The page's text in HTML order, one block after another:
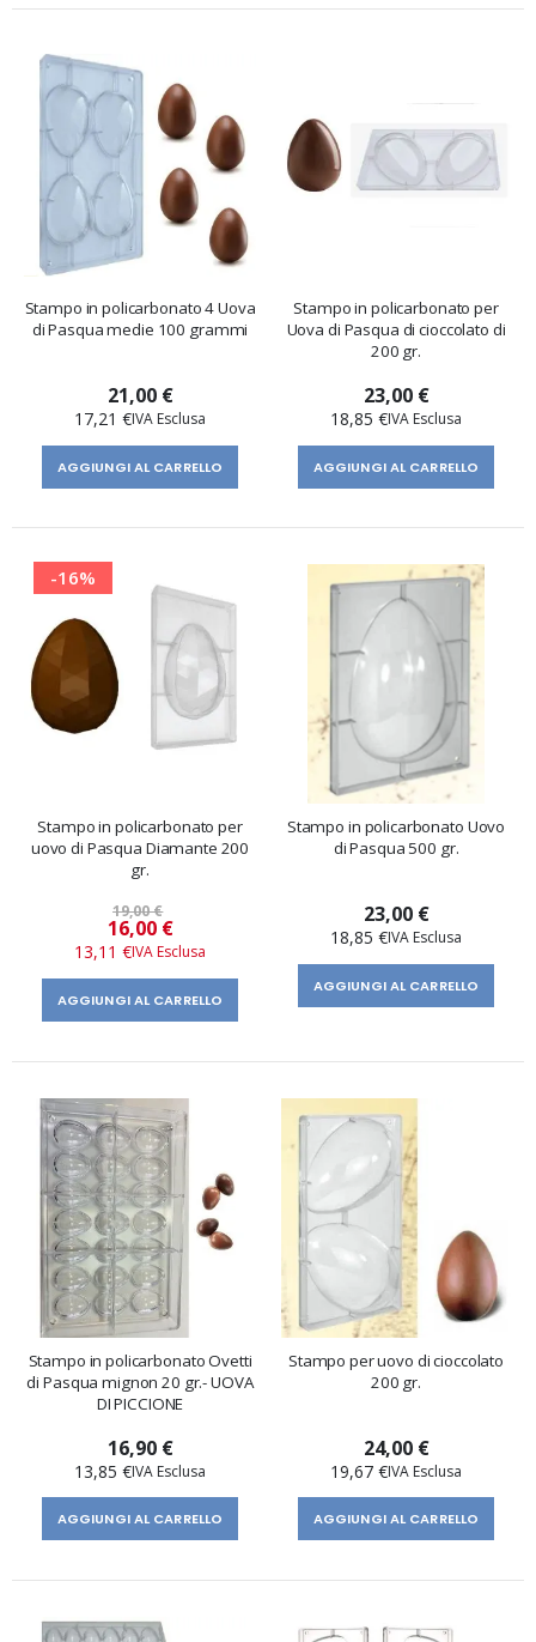
Stampo in policarbonato 4 Uova
di Pasqua medie 100 grammi
21,00 €
17,21 €
AGGIUNGI AL CARRELLO
Stampo in policarbonato per
Uova di Pasqua di cioccolato di
200 gr.
23,00 €
18,85 €
AGGIUNGI AL CARRELLO
-16%
Stampo in policarbonato per
uovo di Pasqua Diamante 200
gr.
19,00 €
Prezzo
speciale
16,00 €
13,11 €
AGGIUNGI AL CARRELLO
Stampo in policarbonato Uovo
di Pasqua 500 gr.
23,00 €
18,85 €
AGGIUNGI AL CARRELLO
Stampo in policarbonato Ovetti
di Pasqua mignon 20 gr.- UOVA
DI PICCIONE
16,90 €
13,85 €
AGGIUNGI AL CARRELLO
Stampo per uovo di cioccolato
200 gr.
24,00 €
19,67 €
AGGIUNGI AL CARRELLO